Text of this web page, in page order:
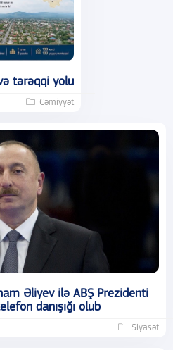
tərəqqi yolu
Cəmiyyət
Əliyev ilə ABŞ Prezidenti
danışığı olub
Siyasət